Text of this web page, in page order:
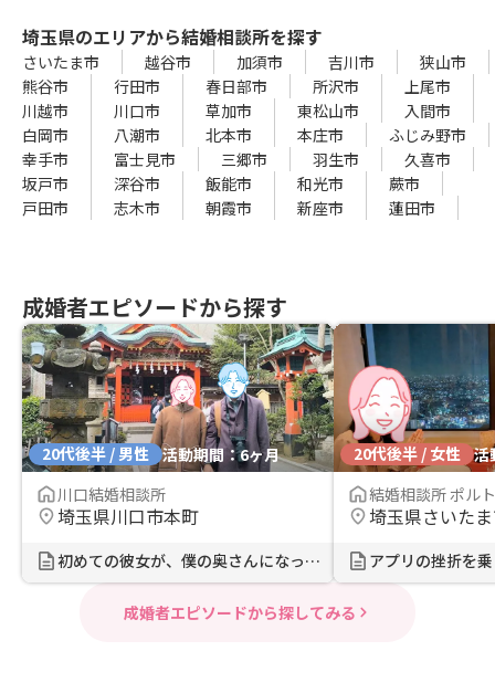
埼玉県のエリアから結婚相談所を探す
さいたま市 越谷市 加須市 吉川市
狭山市
熊谷市
行田市 春日部市 所沢市
上尾市
川越市
川口市 草加市 東松山市
入間市
白岡市
八潮市 北本市 本庄市
ふじみ野市
幸手市
富士見市 三郷市 羽生市
久喜市
坂戸市
深谷市 飯能市 和光市
蕨市
戸田市
志木市 朝霞市 新座市 蓮田市
成婚者エピソードから探す
20代後半 / 男性
活動期間：6ヶ月
川口結婚相談所
埼玉県川口市本町
初めての彼女が、僕の奥さんになった話
20代後半 / 女性
活
結婚相談所 ポル
アプリの挫折を
成婚者エピソードから探してみる